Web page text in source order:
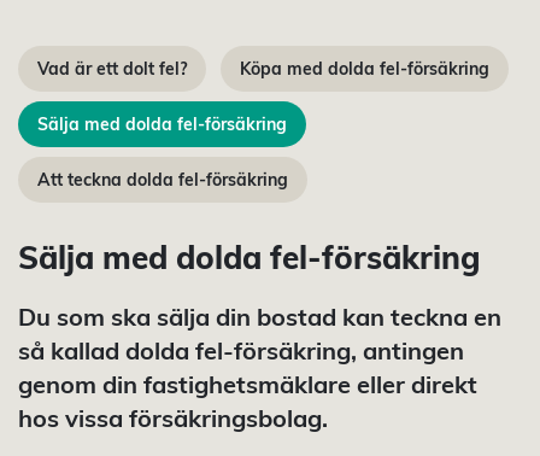
Vad är ett dolt fel? Köpa med dolda fel-försäkring
Sälja med dolda fel-försäkring
Att teckna dolda fel-försäkring
Sälja med dolda fel-försäkring
Du som ska sälja din bostad kan teckna en
så kallad dolda fel-försäkring, antingen
genom din fastighetsmäklare eller direkt
hos vissa försäkringsbolag.